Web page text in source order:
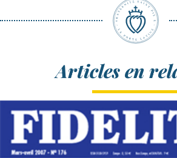
Articles en